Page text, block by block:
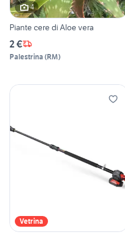
4
Piante cere di Aloe vera
2 €
Palestrina (RM)
Vetrina